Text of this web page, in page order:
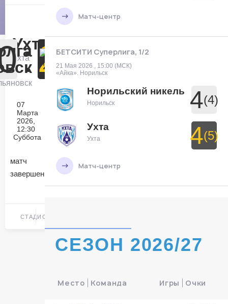
Ухта-2
Ухта
:2
07
Марта
2026,
12:30
Суббота
матч
завершен
СТАДИОН
Матч-центр
БЕТСИТИ Суперлига, 1/2
21 Мая 2026 , 15:00 (МСК)
«Айка». Норильск
Норильский никель
Норильск 4(4)
Ухта
Ухта 4(5)
Матч-центр
Ухта
Ухта 7
Тюмень
Тюмень 3
СЕЗОН 2026/27
Место Команда Игры Очки